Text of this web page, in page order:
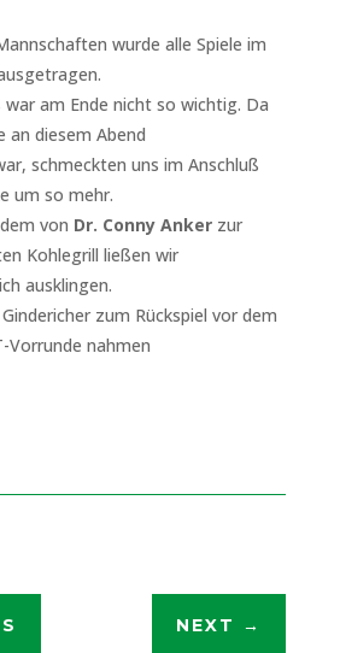
wurde alle Spiele im
war am Ende nicht so wichtig. Da
an diesem Abend
schmeckten uns im Anschluß
um so mehr.
von Dr. Conny Ankerzur
Kohlegrill ließen wir
ausklingen.
zum Rückspiel vor dem
Vorrunde nahmen
NEXT →